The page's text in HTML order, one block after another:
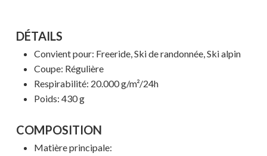
DÉTAILS
Convient pour: Freeride, Ski de randonnée, Ski alpin
Coupe: Régulière
Respirabilité: 20.000 g/m²/24h
Poids: 430 g
COMPOSITION
Matière principale: